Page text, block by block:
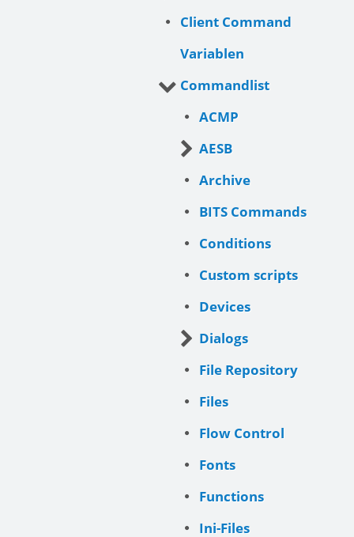
Client Command
Variablen
Commandlist
ACMP
AESB
Archive
BITS Commands
Conditions
Custom scripts
Devices
Dialogs
File Repository
Files
Flow Control
Fonts
Functions
Ini-Files